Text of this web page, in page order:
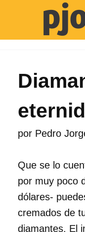
por Pedro
Que se lo
por muy poco
dólares-
cremados de
diamantes. El